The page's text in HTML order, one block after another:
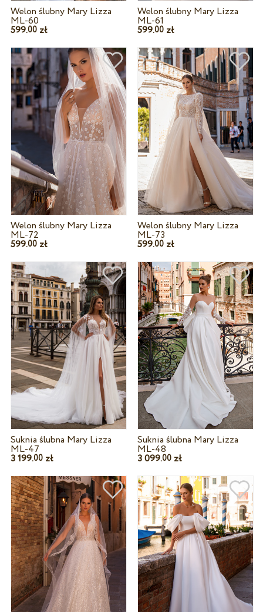
Welon ślubny Mary Lizza
ML-60
599.00zł
Welon ślubny Mary Lizza
ML-61
599.00 zł
Welon ślubny Mary Lizza
ML-72
599.00zł
Welon ślubny Mary Lizza
ML-73
599.00 zł
Suknia ślubna Mary Lizza
ML-47
3 199.00zł
Suknia ślubna Mary Lizza
ML-48
3 099.00 zł